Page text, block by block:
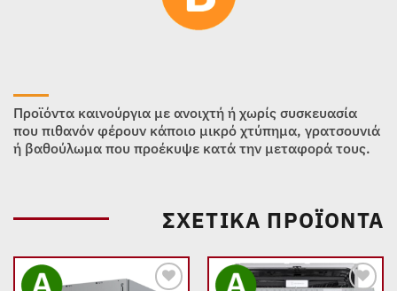
Προϊόντα καινούργια με ανοιχτή ή χωρίς συσκευασία
που πιθανόν φέρουν κάποιο μικρό χτύπημα, γρατσουνιά
ή βαθούλωμα που προέκυψε κατά την μεταφορά τους.
ΣΧΕΤΙΚΆ ΠΡΟΪΌΝΤΑ